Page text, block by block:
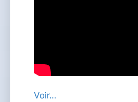
Voir…